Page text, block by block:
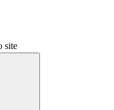
site